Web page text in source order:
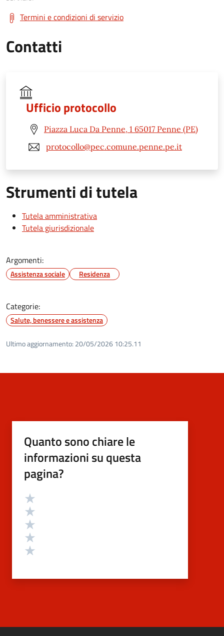
Termini e condizioni di servizio
Contatti
Ufficio protocollo
Piazza Luca Da Penne, 1 65017 Penne (PE)
protocollo@pec.comune.penne.pe.it
Strumenti di tutela
Tutela amministrativa
Tutela giurisdizionale
Argomenti:
Assistenza sociale Residenza
Categorie:
Salute, benessere e assistenza
Ultimo aggiornamento: 20/05/2026 10:25.11
Quanto sono chiare le
informazioni su questa
pagina?
Valutazione